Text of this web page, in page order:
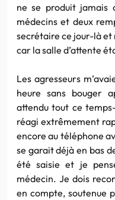
ne se produit jamais
médecins et deux
secrétaire ce jour-là
car la salle d’attente
Les agresseurs
heure sans bouger
attendu tout ce
réagi extrêmement
encore au téléphone
se garait déjà en bas
été saisie et je
médecin. Je dois
en compte, soutenue